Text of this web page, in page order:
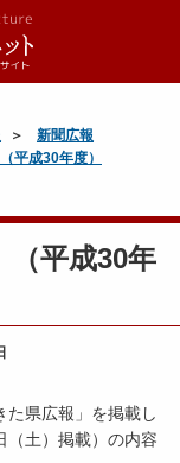
新聞広報
平成30年度）
（平成30年
た県広報」を掲載し
（土）掲載）の内容